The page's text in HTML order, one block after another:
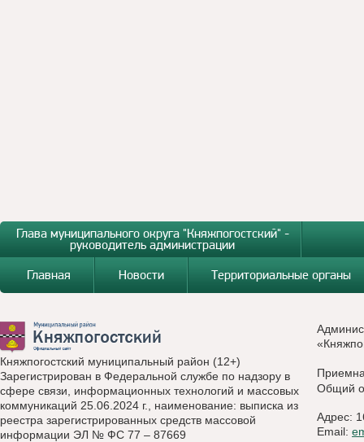
Глава муниципального округа "Княжпогостский" -
руководитель администрации
Главная
Новости Территориальные органы
Княжпогостский муниципальный район (12+)
Зарегистрирован в Федеральной службе по надзору в
сфере связи, информационных технологий и массовых
коммуникаций 25.06.2024 г., наименование: выписка из
реестра зарегистрированных средств массовой
информации ЭЛ № ФС 77 – 87669
Общий
Адрес:
Email: